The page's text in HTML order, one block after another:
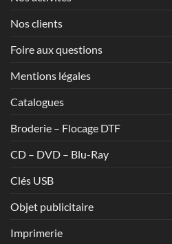
Nos clients
Foire aux questions
Mentions légales
Catalogues
Broderie – Flocage DTF
CD – DVD – Blu-Ray
Clés USB
Objet publicitaire
Imprimerie